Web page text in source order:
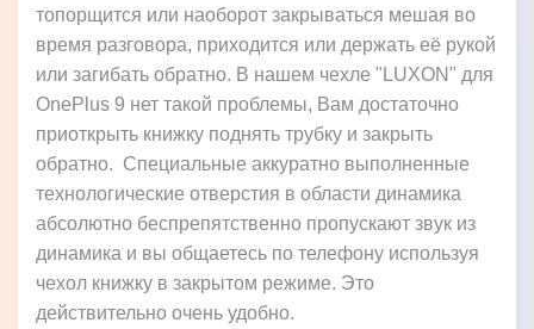
топорщится или наоборот закрываться мешая во
время разговора, приходится или держать её рукой
или загибать обратно. В нашем чехле "LUXON" для
OnePlus 9 нет такой проблемы, Вам достаточно
приоткрыть книжку поднять трубку и закрыть
обратно. Специальные аккуратно выполненные
технологические отверстия в области динамика
абсолютно беспрепятственно пропускают звук из
динамика и вы общаетесь по телефону используя
чехол книжку в закрытом режиме. Это
действительно очень удобно.